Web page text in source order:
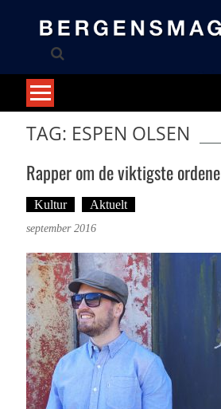
TAG: ESPEN OLSEN
Rapper om de viktigste ordene
Kultur Aktuelt
september 2016